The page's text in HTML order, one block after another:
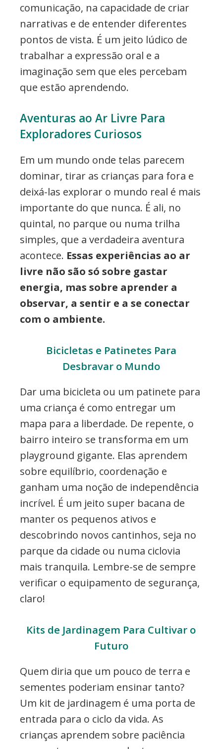
comunicação, na capacidade de criar
narrativas e de entender diferentes
pontos de vista. É um jeito lúdico de
trabalhar a expressão oral e a
imaginação sem que eles percebam
que estão aprendendo.
Aventuras ao Ar Livre Para
Exploradores Curiosos
Em um mundo onde telas parecem
dominar, tirar as crianças para fora e
deixá-las explorar o mundo real é mais
importante do que nunca. É ali, no
quintal, no parque ou numa trilha
simples, que a verdadeira aventura
acontece. Essas experiências ao ar
livre não são só sobre gastar
energia, mas sobre aprender a
observar, a sentir e a se conectar
com o ambiente.
Bicicletas e Patinetes Para
Desbravar o Mundo
Dar uma bicicleta ou um patinete para
uma criança é como entregar um
mapa para a liberdade. De repente, o
bairro inteiro se transforma em um
playground gigante. Elas aprendem
sobre equilíbrio, coordenação e
ganham uma noção de independência
incrível. É um jeito super bacana de
manter os pequenos ativos e
descobrindo novos cantinhos, seja no
parque da cidade ou numa ciclovia
mais tranquila. Lembre-se de sempre
verificar o equipamento de segurança,
claro!
Kits de Jardinagem Para Cultivar o
Futuro
Quem diria que um pouco de terra e
sementes poderiam ensinar tanto?
Um kit de jardinagem é uma porta de
entrada para o ciclo da vida. As
crianças aprendem sobre paciência